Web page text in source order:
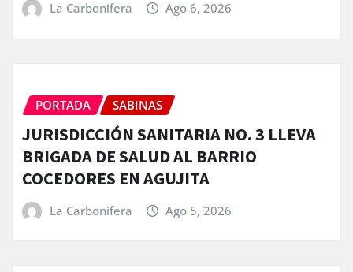
La Carbonifera Ago 6, 2026
PORTADA SABINAS
JURISDICCIÓN SANITARIA NO. 3 LLEVA
BRIGADA DE SALUD AL BARRIO
COCEDORES EN AGUJITA
La Carbonifera Ago 5, 2026